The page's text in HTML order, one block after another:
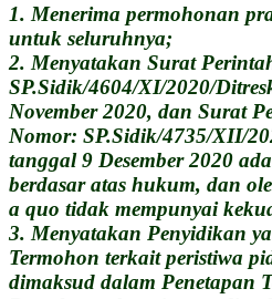
1. Menerima permohonan
untuk seluruhnya;
2. Menyatakan Surat
SP.Sidik/4604/XI/2020/
November 2020, dan Surat
Nomor: SP.Sidik/4735/XII/
tanggal 9 Desember 2020
berdasar atas hukum, dan
a quo tidak mempunyai
3. Menyatakan Penyidikan
Termohon terkait peristiwa
dimaksud dalam Penetapan